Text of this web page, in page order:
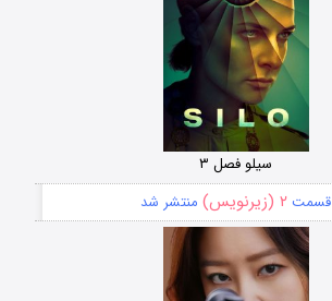
سیلو فصل ۳
قسمت ۲ (زیرنویس) منتشر شد